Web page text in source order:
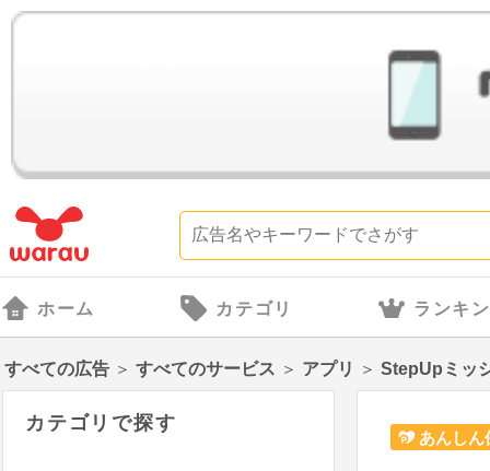
ホーム カテゴリ ランキ
すべての広告 ＞ すべてのサービス ＞ アプリ ＞ StepUpミッ
あんしん
カテゴリで探す